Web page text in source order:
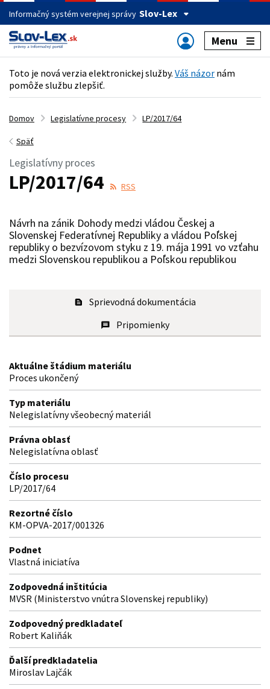
Informačný systém verejnej správy Slov-Lex
Menu
Toto je nová verzia elektronickej služby. Váš názor nám
pomôže službu zlepšiť.